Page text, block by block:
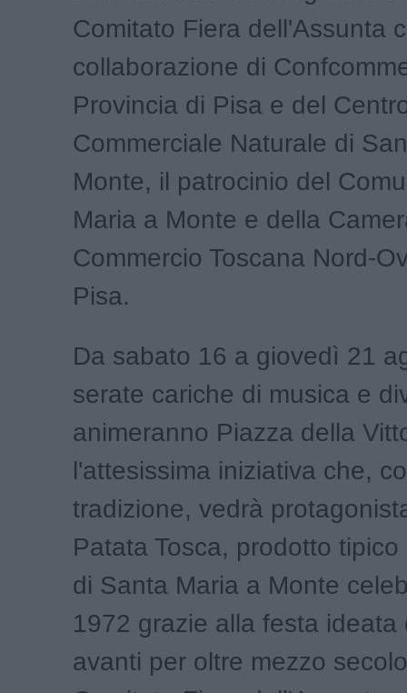
Comitato Fiera dell'Assunta
collaborazione di
Provincia di Pisa e del
Commerciale Naturale di
Monte, il patrocinio del
Maria a Monte e della
Commercio Toscana Nord-
Pisa.
Da sabato 16 a giovedì 21
serate cariche di musica e
animeranno Piazza della
l'attesissima iniziativa che,
tradizione, vedrà
Patata Tosca, prodotto
di Santa Maria a Monte
1972 grazie alla festa ideata
avanti per oltre mezzo